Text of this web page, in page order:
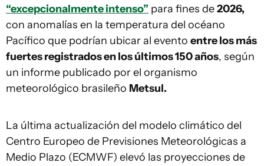
“excepcionalmente intenso” para fines de2026,
con anomalías en la temperatura del océano
Pacífico que podrían ubicar al evento entre los más
fuertes registrados en los últimos 150 años, según
un informe publicado por el organismo
meteorológico brasileño Metsul.
La última actualización del modelo climático del
Centro Europeo de Previsiones Meteorológicas a
Medio Plazo (ECMWF) elevó las proyecciones de